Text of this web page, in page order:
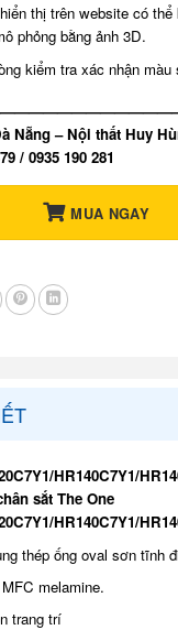
thị trên website có
phỏng bằng ảnh 3D.
kiểm tra xác nhận
Nẵng – Nội thất Huy
/ 0935 190 281
MUA NGAY
HR140C7Y1/
sắt The One
HR140C7Y1/
thép ống oval sơn tĩnh
melamine.
trang trí